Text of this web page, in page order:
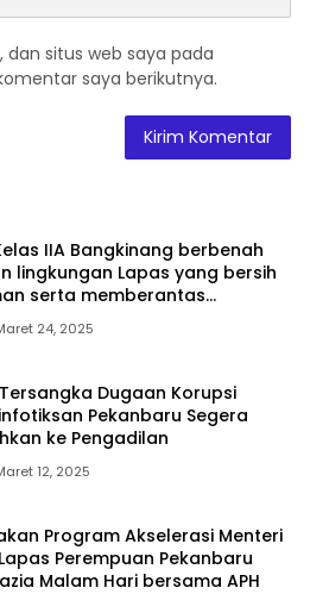
situs web saya pada
saya berikutnya.
IIA Bangkinang berbenah
lingkungan Lapas yang bersih
serta memberantas
pungutan liar dan narkoba
24, 2025
Dugaan Korupsi
Pekanbaru Segera
ke Pengadilan
12, 2025
Program Akselerasi Menteri
Perempuan Pekanbaru
Malam Hari bersama APH